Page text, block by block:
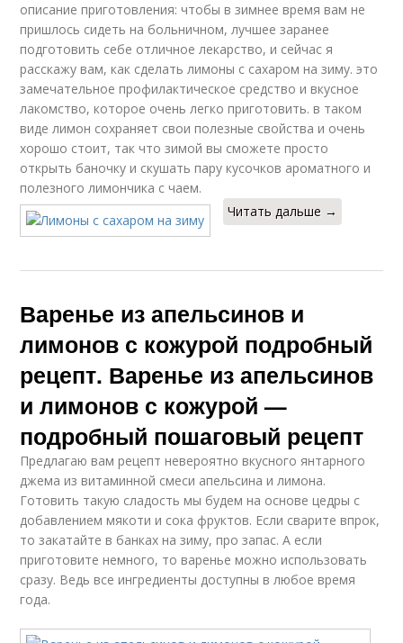
описание приготовления: чтобы в зимнее время вам не
пришлось сидеть на больничном, лучшее заранее
подготовить себе отличное лекарство, и сейчас я
расскажу вам, как сделать лимоны с сахаром на зиму. это
замечательное профилактическое средство и вкусное
лакомство, которое очень легко приготовить. в таком
виде лимон сохраняет свои полезные свойства и очень
хорошо стоит, так что зимой вы сможете просто
открыть баночку и скушать пару кусочков ароматного и
полезного лимончика с чаем.
Читать дальше →
Варенье из апельсинов и
лимонов с кожурой подробный
рецепт. Варенье из апельсинов
и лимонов с кожурой —
подробный пошаговый рецепт
Предлагаю вам рецепт невероятно вкусного янтарного
джема из витаминной смеси апельсина и лимона.
Готовить такую сладость мы будем на основе цедры с
добавлением мякоти и сока фруктов. Если сварите впрок,
то закатайте в банках на зиму, про запас. А если
приготовите немного, то варенье можно использовать
сразу. Ведь все ингредиенты доступны в любое время
года.